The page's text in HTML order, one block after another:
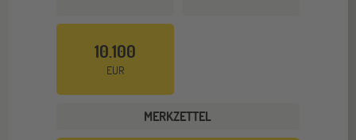
10.100
EUR
MERKZETTEL